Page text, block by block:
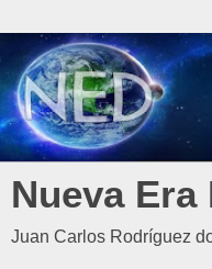
Nueva
Juan Carlos Rodríguez